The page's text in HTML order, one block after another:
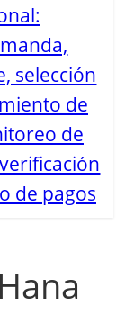
selección
de
de
de pagos